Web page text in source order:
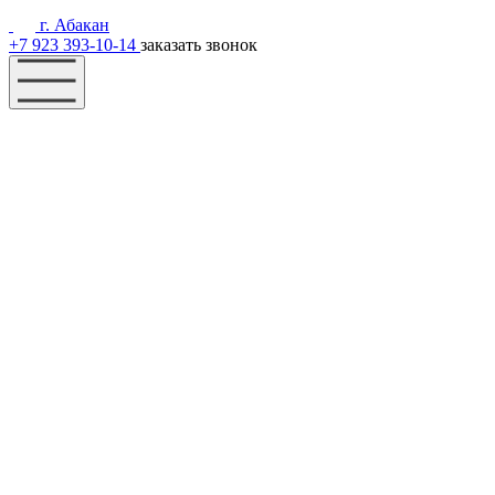
г. Абакан
+7 923 393-10-14 заказать звонок